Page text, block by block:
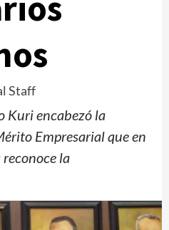
Staff
Kuri encabezó la
Empresarial que en
la